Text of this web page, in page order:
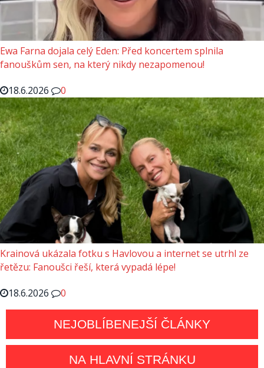
Ewa Farna dojala celý Eden: Před koncertem splnila
fanouškům sen, na který nikdy nezapomenou!
18.6.2026
0
Krainová ukázala fotku s Havlovou a internet se utrhl ze
řetězu: Fanoušci řeší, která vypadá lépe!
18.6.2026
0
NEJOBLÍBENEJŠÍ ČLÁNKY
NA HLAVNÍ STRÁNKU